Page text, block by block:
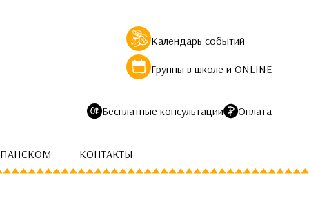
Бесплатные консультации Оплата
Календарь событий
Группы в школе и ONLINE
КОНТАКТЫ